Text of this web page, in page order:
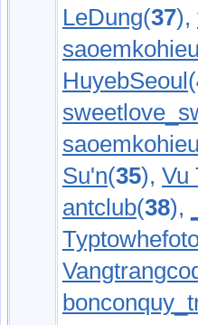
LeDung(37),
HuyebSeoul(
Su'n(35), Vu
antclub(38),